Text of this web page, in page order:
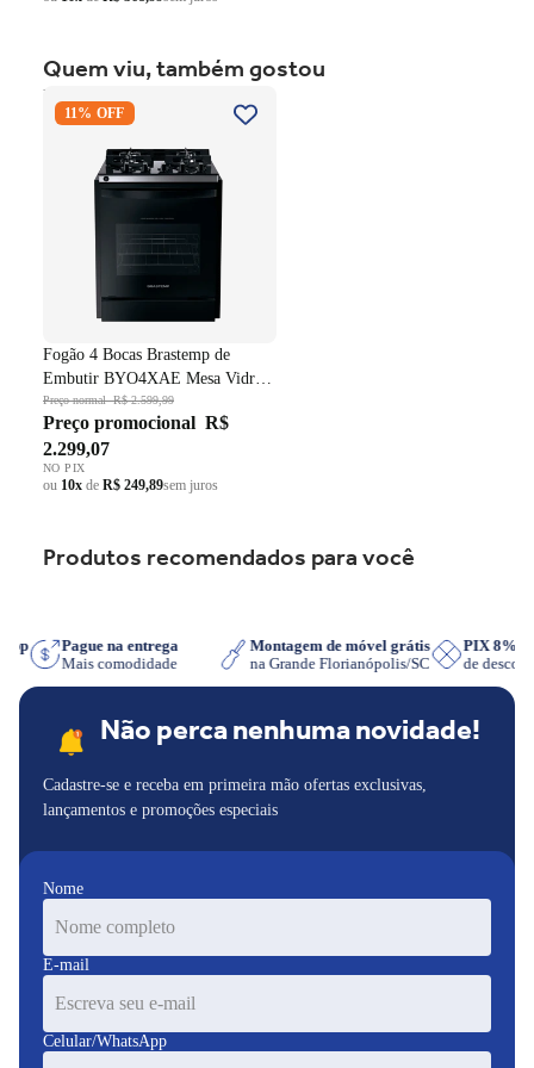
Forno Limpa + Fácil
União da cavidade Cleartec + o vidro interno vedado.
Inovadora tecnologia utilizada nos fornos de embutir mais
modernos, garante mais facilidade de limpeza, pois possui
revestimento totalmente liso e esmaltado, evitando absorção de
gordura.
Quem viu, também gostou
Fogão 4 Bocas Brastemp de
Embutir BYO4XAE Mesa
Fundido Dupla Chama Preto
11% OFF
Fogão 4 Bocas Brastemp de
Embutir BYO4XAE Mesa Vidro
Grade em Ferro Fundido Dupla
Chama Preto Bivolt
Preço normalR$ 2.599,99
Preço promocional R$
2.299,07
NO PIX
ou 10x de R$ 249,89sem juros
Produtos recomendados para você
Pague na entrega
Mais comodidade
Montagem de móvel grátis
na Grande Florianópolis/SC
PIX 8%
de
Não perca nenhuma novidade!
Cadastre-se e receba em primeira mão ofertas exclusivas,
lançamentos e promoções especiais
Nome
E-mail
Celular/WhatsApp